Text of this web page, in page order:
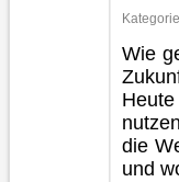
Wie
die
und